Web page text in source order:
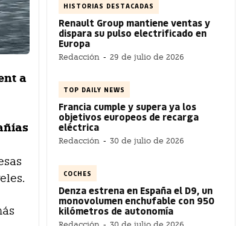
a
HISTORIAS DESTACADAS
Renault Group mantiene ventas y
dispara su pulso electrificado en
Europa
Redacción - 29 de julio de 2026
TOP DAILY NEWS
Francia cumple y supera ya los
objetivos europeos de recarga
eléctrica
Redacción - 30 de julio de 2026
COCHES
Denza estrena en España el D9, un
monovolumen enchufable con 950
kilómetros de autonomía